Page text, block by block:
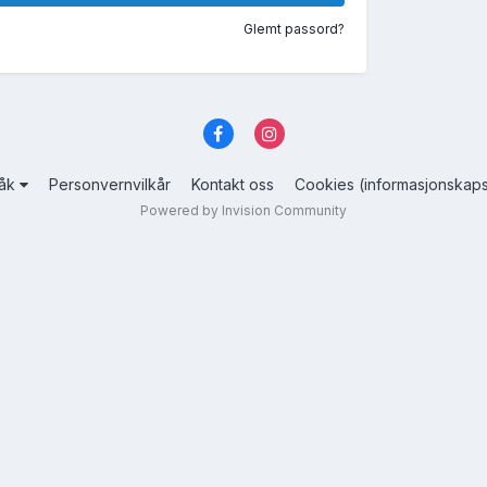
Glemt passord?
Personvernvilkår Kontakt oss Cookies
Powered by Invision Community